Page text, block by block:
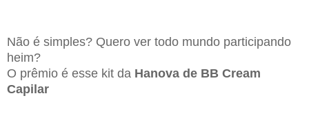
Não é simples? Quero ver todo mundo participando
heim?
O prêmio é esse kit da Hanova de BB Cream
Capilar